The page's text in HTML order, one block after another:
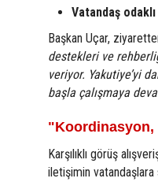
Vatandaş
Başkan Uçar,
destekleri ve
veriyor. Yakutiye’yi
başla çalışmaya
"Koordinasyon,
Karşılıklı görüş
iletişimin vatandaşlara